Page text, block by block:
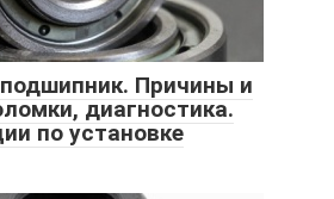
Причины и
диагностика.
по установке